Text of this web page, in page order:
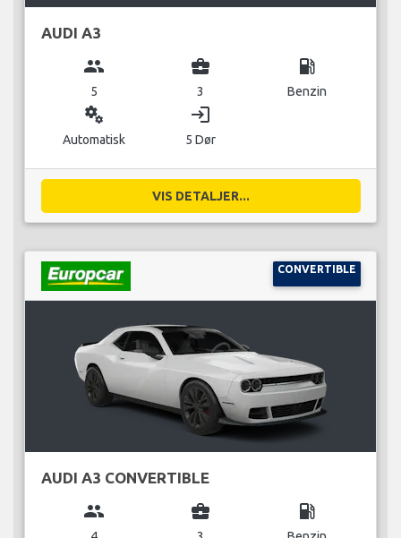
AUDI A3
group
5
business_center
3
local_gas_station
Benzin
miscellaneous_services
Automatisk
login
5 Dør
VIS DETALJER...
CONVERTIBLE
AUDI A3 CONVERTIBLE
group business_center local_gas_station